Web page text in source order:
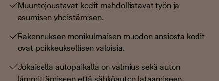
Muuntojoustavat kodit mahdollistavat työn ja
asumisen yhdistämisen.
Rakennuksen monikulmaisen muodon ansiosta kodit
ovat poikkeuksellisen valoisia.
Jokaisella autopaikalla on valmius sekä auton
lämmittämiseen että sähköauton lataamiseen.